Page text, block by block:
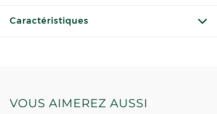
Caractéristiques
VOUS AIMEREZ AUSSI